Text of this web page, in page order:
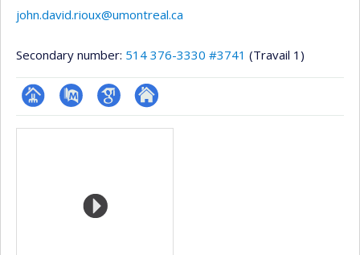
john.david.rioux@umontreal.ca
Secondary number: 514 376-3330 #3741 (Travail 1)
Page PubMedGoogleAutre
Media